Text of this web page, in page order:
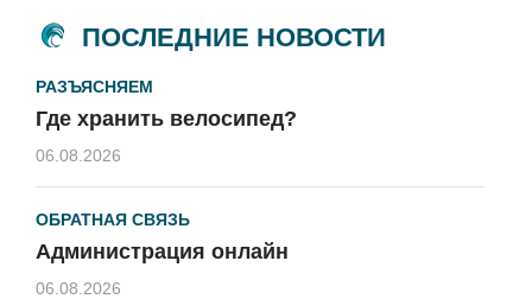
ПОСЛЕДНИЕ НОВОСТИ
РАЗЪЯСНЯЕМ
Где хранить велосипед?
06.08.2026
ОБРАТНАЯ СВЯЗЬ
Администрация онлайн
06.08.2026